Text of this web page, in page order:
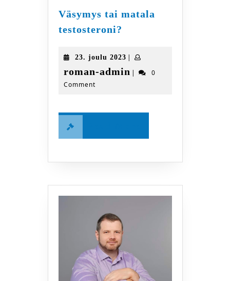
Väsymys tai matala
testosteroni?
matala
testosteroni?
23. joulu 202323.
joulu
|
roman-admin roman-
|
0
Comment
More